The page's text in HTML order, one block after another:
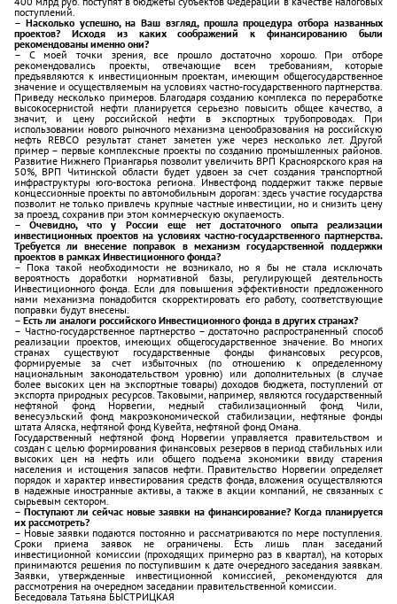
поступлений.
– Насколько успешно, на Ваш взгляд, прошла процедура отбора названных
проектов? Исходя из каких соображений к финансированию были
рекомендованы именно они?
– С моей точки зрения, все прошло достаточно хорошо. При отборе
рекомендовались проекты, отвечающие всем требованиям, которые
предъявляются к инвестиционным проектам, имеющим общегосударственное
значение и осуществляемым на условиях частно-государственного партнерства.
Приведу несколько примеров. Благодаря созданию комплекса по переработке
высокосернистой нефти планируется серьезно повысить общее качество, а
значит, и цену российской нефти в экспортных трубопроводах. При
использовании нового рыночного механизма ценообразования на российскую
нефть REBCO результат станет заметен уже через несколько лет. Другой
пример – первые комплексные проекты по созданию промышленных районов.
Развитие Нижнего Приангарья позволит увеличить ВРП Красноярского края на
50%, ВРП Читинской области будет удвоен за счет создания транспортной
инфраструктуры юго-востока региона. Инвестфонд поддержит также первые
концессионные проекты по автомобильным дорогам: здесь участие государства
позволит не только привлечь крупные частные инвестиции, но и снизить цену
за проезд, сохранив при этом коммерческую окупаемость.
– Очевидно, что у России еще нет достаточного опыта реализации
инвестиционных проектов на условиях частно-государственного партнерства.
Требуется ли внесение поправок в механизм государственной поддержки
проектов в рамках Инвестиционного фонда?
– Пока такой необходимости не возникало, но я бы не стала исключать
вероятность доработки нормативной базы, регулирующей деятельность
Инвестиционного фонда. Если для повышения эффективности предложенного
нами механизма понадобится скорректировать его работу, соответствующие
поправки будут внесены.
– Есть ли аналоги российского Инвестиционного фонда в других странах?
– Частно-государственное партнерство – достаточно распространенный способ
реализации проектов, имеющих общегосударственное значение. Во многих
странах существуют государственные фонды финансовых ресурсов,
формируемые за счет избыточных (по отношению к определенному
национальным законодательством уровню) или дополнительных (в случае
более высоких цен на экспортные товары) доходов бюджета, поступлений от
экспорта природных ресурсов. Таковыми, например, являются государственный
нефтяной фонд Норвегии, медный стабилизационный фонд Чили,
венесуэльский фонд макроэкономической стабилизации, нефтяные фонды
штата Аляска, нефтяной фонд Кувейта, нефтяной фонд Омана.
Государственный нефтяной фонд Норвегии управляется правительством и
создан с целью формирования финансовых резервов в период стабильных или
высоких цен на нефть или общего подъема экономики ввиду старения
населения и истощения запасов нефти. Правительство Норвегии определяет
порядок и характер инвестирования средств фонда, вложения осуществляются
в надежные иностранные активы, а также в акции компаний, не связанных с
сырьевым сектором.
– Поступают ли сейчас новые заявки на финансирование? Когда планируется
их рассмотреть?
– Новые заявки подаются постоянно и рассматриваются по мере поступления.
Сроки приема заявок не ограничены. Есть лишь план заседаний
инвестиционной комиссии (проходящих примерно раз в квартал), на которых
принимаются решения по поступившим к дате очередного заседания заявкам.
Заявки, утвержденные инвестиционной комиссией, рекомендуются для
рассмотрения на очередном заседании правительственной комиссии.
Беседовала Татьяна БЫСТРИЦКАЯ